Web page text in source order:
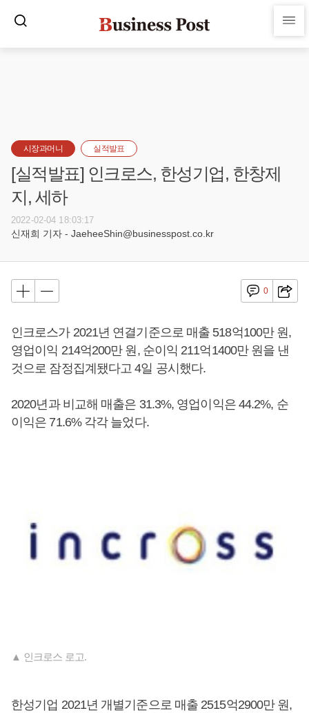
시장과머니 실적발표
[실적발표] 인크로스, 한성기업, 한창제
지, 세하
2022-02-04 18:03:17
신재희 기자 - JaeheeShin@businesspost.co.kr
0
인크로스가 2021년 연결기준으로 매출 518억100만 원,
영업이익 214억200만 원, 순이익 211억1400만 원을 낸
것으로 잠정집계됐다고 4일 공시했다.
2020년과 비교해 매출은 31.3%, 영업이익은 44.2%, 순
이익은 71.6% 각각 늘었다.
▲ 인크로스 로고.
한성기업 2021년 개별기준으로 매출 2515억2900만 원,